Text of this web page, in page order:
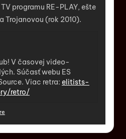
programu RE-PLAY, ešte
Trojanovou (rok 2010).
V časovej video-
Súčasť webu ES
Viac retra: elitists-
retro/